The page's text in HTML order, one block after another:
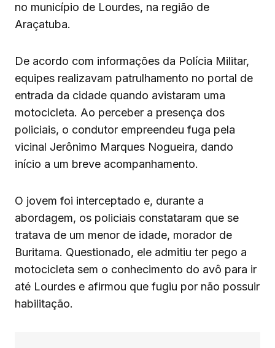
no município de Lourdes, na região de
Araçatuba.
De acordo com informações da Polícia Militar,
equipes realizavam patrulhamento no portal de
entrada da cidade quando avistaram uma
motocicleta. Ao perceber a presença dos
policiais, o condutor empreendeu fuga pela
vicinal Jerônimo Marques Nogueira, dando
início a um breve acompanhamento.
O jovem foi interceptado e, durante a
abordagem, os policiais constataram que se
tratava de um menor de idade, morador de
Buritama. Questionado, ele admitiu ter pego a
motocicleta sem o conhecimento do avô para ir
até Lourdes e afirmou que fugiu por não possuir
habilitação.